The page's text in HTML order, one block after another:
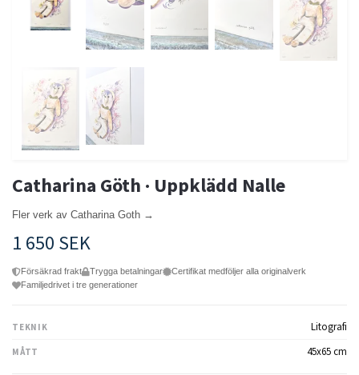
Catharina Göth · Uppklädd Nalle
Fler verk av Catharina Goth →
1 650 SEK
Försäkrad frakt Trygga betalningar
Certifikat medföljer alla originalverk
Familjedrivet i tre generationer
TEKNIK Litografi
MÅTT 45x65 cm